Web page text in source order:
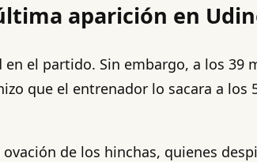
aparición en
el partido. Sin embargo, a los 39
que el entrenador lo sacara a los
de los hinchas, quienes